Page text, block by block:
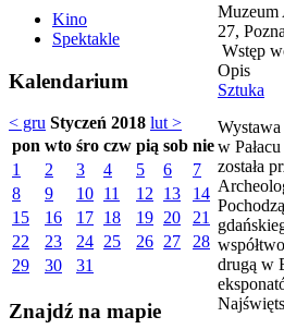
Kino
Spektakle
Kalendarium
< gru Styczeń 2018 lut >
pon wto śro czw pią sob nie
1
2 3 4 5 6
7
8
9 10 11 12 13
14
15
16 17 18 19 20
21
22
23 24 25 26 27
28
29
30 31
Znajdź na mapie
Muzeum
27,
Wstęp
Opis
Sztuka
w
została
drugą w